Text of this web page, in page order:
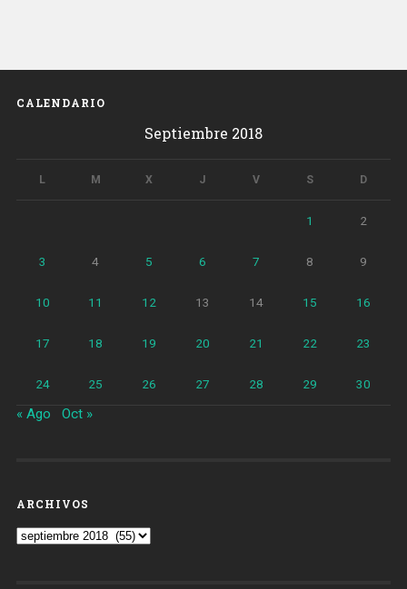
30%
sociales»
CALENDARIO
Septiembre 2018
L M X J V S D
1 2
3 4 5 6 7 8 9
10 11 12 13 14 15 16
17 18 19 20 21 22 23
24 25 26 27 28 29 30
« Ago Oct »
ARCHIVOS
Archivos